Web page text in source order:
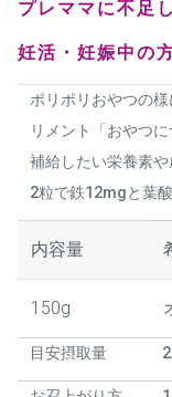
プレママに不足
妊活・妊娠中の
ポリポリおやつの
リメント「おやつ
補給したい栄養素や
2粒で鉄12mgと葉
内容量
150g
目安摂取量